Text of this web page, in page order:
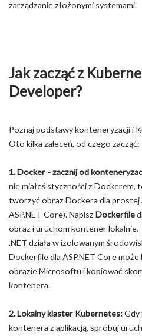
zarządzanie złożonymi systemami.
Jak zacząć z
Developer?
Poznaj podstawy konteneryzacji i
Oto kilka zaleceń, od czego zacząć:
1. Docker - zacznij od
nie miałeś styczności z Dockerem,
tworzyć obraz Dockera dla prostej
ASP.NET Core). Napisz Dockerfile
obraz i uruchom kontener lokalnie.
.NET działa w izolowanym
Dockerfile dla ASP.NET Core może
obrazie Microsoftu i kopiować
kontenera.
2. Lokalny klaster Kubernetes:Gdy
kontenera z aplikacją, spróbuj